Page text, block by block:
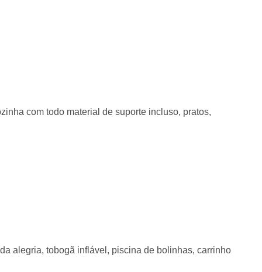
com todo material de suporte incluso, pratos,
alegria, tobogã inflável, piscina de bolinhas, carrinho